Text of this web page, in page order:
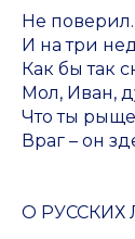
Не
И на три
Как бы так
Мол, Иван,
Что ты
Враг – он
О